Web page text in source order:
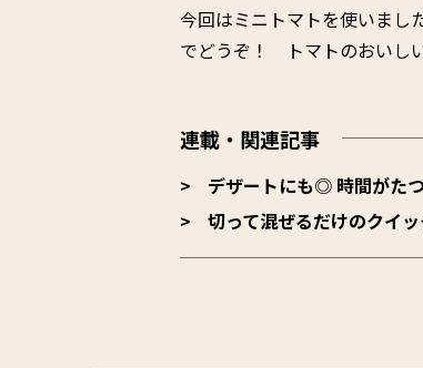
今回はミニトマトを使いまし
でどうぞ！ トマトのおいし
連載・関連記事
デザートにも◎ 時間がた
切って混ぜるだけのクイ